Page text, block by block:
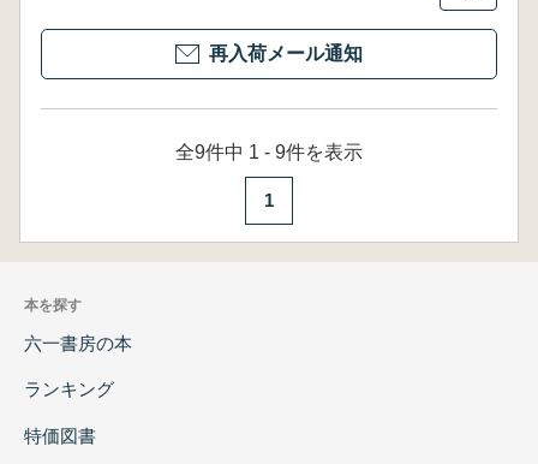
再入荷メール通知
全9件中 1 - 9件を表示
1
本を探す
六一書房の本
ランキング
特価図書